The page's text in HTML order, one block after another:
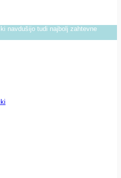
navdušijo tudi najbolj zahtevne